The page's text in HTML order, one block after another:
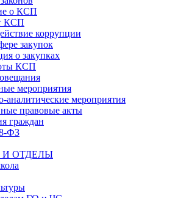
о КСП
КСП
коррупции
закупок
о закупках
КСП
мероприятия
аналитические мероприятия
правовые акты
граждан
ФЗ
И ОТДЕЛЫ